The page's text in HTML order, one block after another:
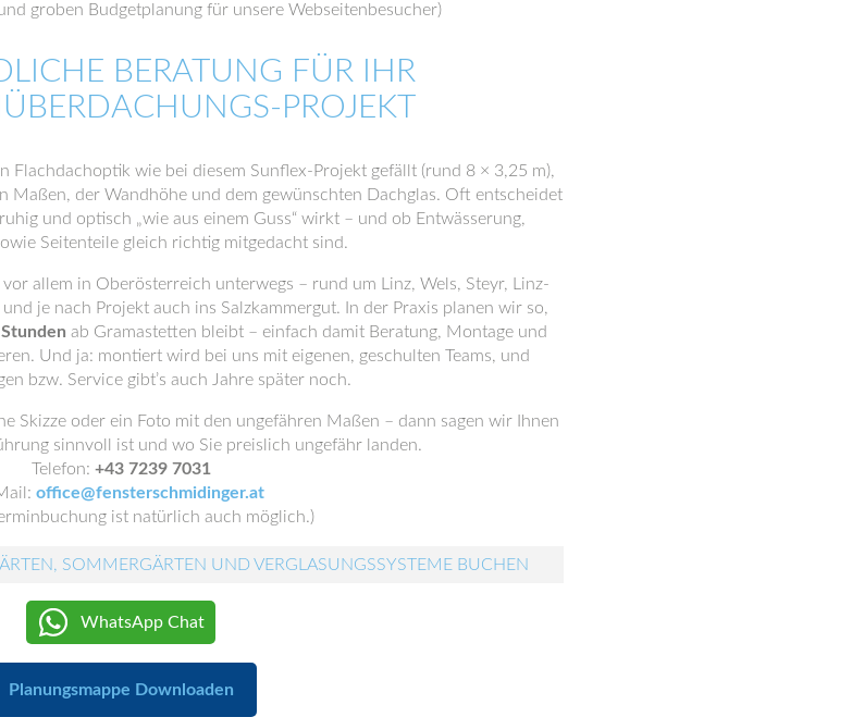
groben Budgetplanung für unsere Webseitenbesucher)
BERATUNG FÜR IHR
PROJEKT
Flachdachoptik wie bei diesem Sunflex-Projekt gefällt (rund 8 × 3,25 m),
Maßen, der Wandhöhe und dem gewünschten Dachglas. Oft entscheidet
und optisch „wie aus einem Guss“ wirkt – und ob Entwässerung,
Seitenteile gleich richtig mitgedacht sind.
allem in Oberösterreich unterwegs – rund um Linz, Wels, Steyr, Linz-
je nach Projekt auch ins Salzkammergut. In der Praxis planen wir so,
ab Gramastetten bleibt – einfach damit Beratung, Montage und
Und ja: montiert wird bei uns mit eigenen, geschulten Teams, und
bzw. Service gibt’s auch Jahre später noch.
Skizze oder ein Foto mit den ungefähren Maßen – dann sagen wir Ihnen
sinnvoll ist und wo Sie preislich ungefähr landen.
Telefon: +43 7239 7031
office@fensterschmidinger.at
ist natürlich auch möglich.)
SOMMERGÄRTEN UND VERGLASUNGSSYSTEME BUCHEN
WhatsApp Chat
Planungsmappe Downloaden